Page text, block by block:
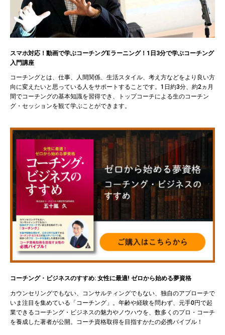
スマホ対応！動画で学ぶコーチングEラーニング！1日3分で学ぶコーチング
入門講座
コーチングとは、仕事、人間関係、生活スタイル、考え方などをより良い方
向に変えたいと思っている人をサポートすることです。1日約3分、約2ヵ月
間でコーチングの基本知識を習得でき、トップコーチによる生のコーチン
グ・セッションを観て学ぶことができます。
コーチング・ビジネスのすすめ: 女性に最適! ゼロから始める夢資格
カウンセリングでもない、コンサルティングでもない、独自のアプローチで
いま注目を集めている「コーチング」。年齢や経験を問わず、元手0円で起
業できるコーチング・ビジネスの魅力やノウハウを、数多くのプロ・コーチ
を養成した著者が公開。コーチ資格取得を目指すかたの必携バイブル！